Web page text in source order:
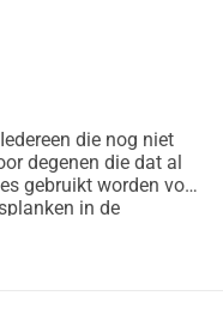
jaar deel uit van het
langer te blijven
die nog niet
degenen die dat al
gebruikt worden voor
in de